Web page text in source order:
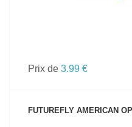
Prix de 3.99 €
FUTUREFLY AMERICAN